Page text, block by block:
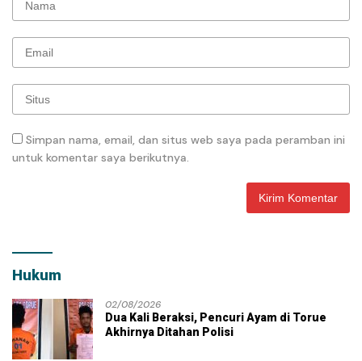
Simpan nama, email, dan situs web saya pada peramban ini
untuk komentar saya berikutnya.
Hukum
02/08/2026
Dua Kali Beraksi, Pencuri Ayam di Torue
Akhirnya Ditahan Polisi